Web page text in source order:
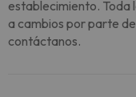
establecimiento. Toda
a cambios por parte
contáctanos.